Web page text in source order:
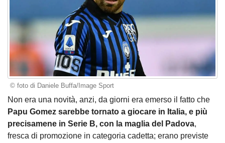
© foto di Daniele Buffa/Image Sport
Non era una novità, anzi, da giorni era emerso il fatto che
Papu Gomez sarebbe tornato a giocare in Italia, e più
precisamene in Serie B, con la maglia del Padova,
fresca di promozione in categoria cadetta; erano previste